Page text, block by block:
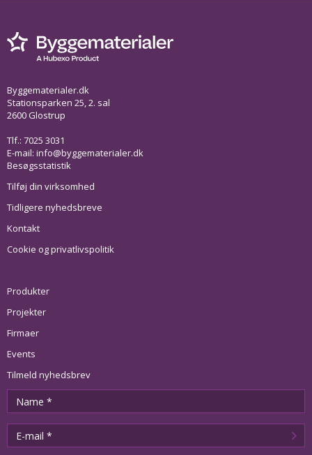
Byggematerialer.dk
Stationsparken 25, 2. sal
2600 Glostrup
Tlf.: 7025 3031
E-mail: info@byggematerialer.dk
Besøgsstatistik
Tilføj din virksomhed
Tidligere nyhedsbreve
Kontakt
Cookie og privatlivspolitik
Produkter
Projekter
Firmaer
Events
Tilmeld nyhedsbrev